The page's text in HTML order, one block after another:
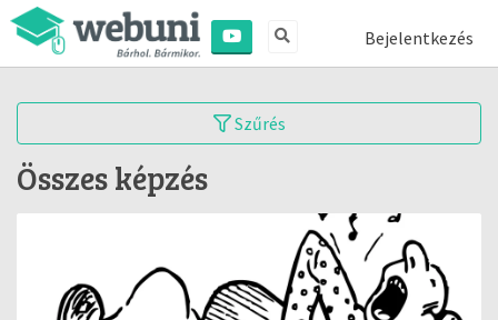
Bejelentkezés
Szűrés
Összes képzés